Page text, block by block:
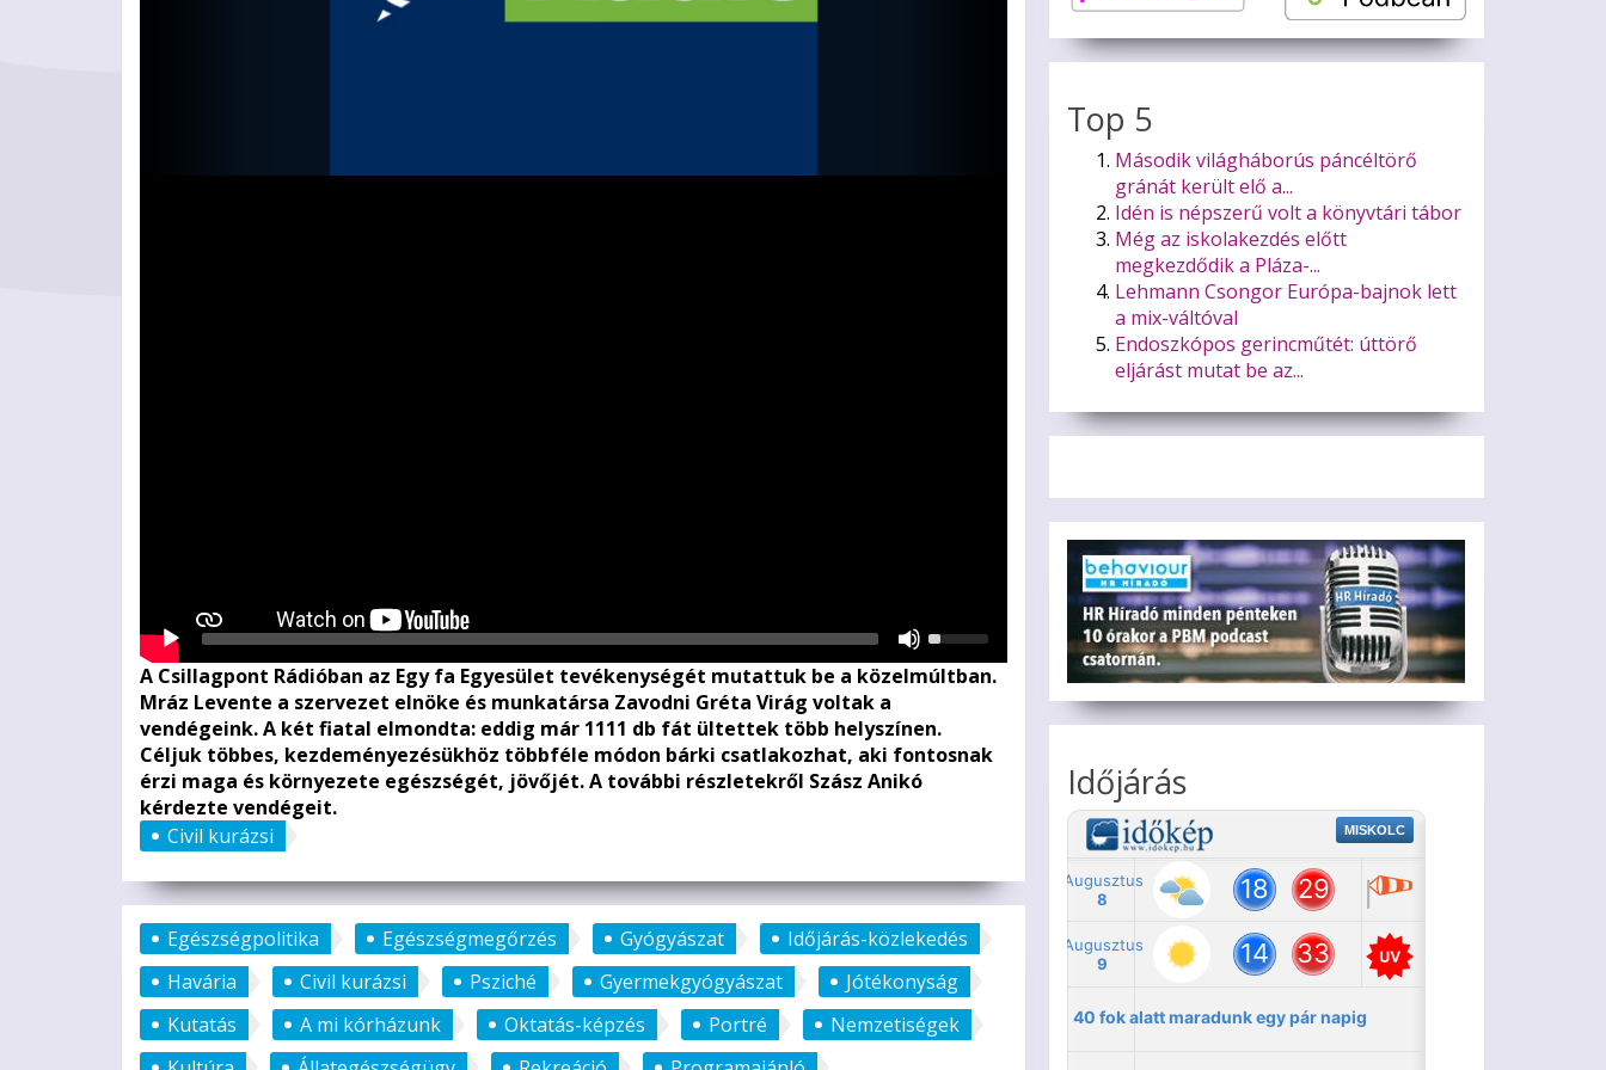
Fel/Le
gombokat
a
A Csillagpont Rádióban az Egy fa Egyesület tevékenységét mutattuk be a közelmúltban.
Mráz Levente a szervezet elnöke és munkatársa Zavodni Gréta Virág voltak a
vendégeink. A két fiatal elmondta: eddig már 1111 db fát ültettek több helyszínen.
Céljuk többes, kezdeményezésükhöz többféle módon bárki csatlakozhat, aki fontosnak
érzi maga és környezete egészségét, jövőjét. A további részletekről Szász Anikó
kérdezte vendégeit.
Civil kurázsi
Egészségpolitika Egészségmegőrzés Gyógyászat
Időjárás-közlekedés
Havária
Civil kurázsi Psziché Gyermekgyógyászat
Jótékonyság
Kutatás
A mi kórházunk Oktatás-képzés Portré
Nemzetiségek
Top 5
Második világháborús páncéltörő
gránát került elő a...
Idén is népszerű volt a könyvtári tábor
Még az iskolakezdés előtt
megkezdődik a Pláza-...
Lehmann Csongor Európa-bajnok lett
a mix-váltóval
Endoszkópos gerincműtét: úttörő
eljárást mutat be az...
Időjárás